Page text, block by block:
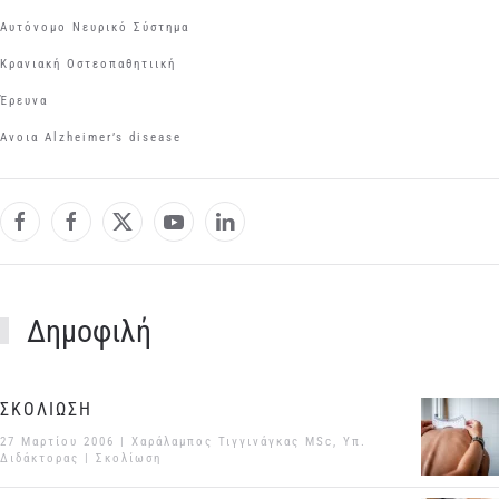
Αυτόνομο Νευρικό Σύστημα
Κρανιακή Οστεοπαθητιική
Έρευνα
Aνοια Αlzheimer’s disease
Δημοφιλή
ΣΚΟΛΙΩΣΗ
27 Μαρτίου 2006
| Χαράλαμπος Τιγγινάγκας MSc, Υπ.
Διδάκτορας | Σκολίωση